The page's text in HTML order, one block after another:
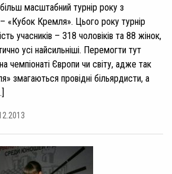
масштабний турнір року з
«Кубок Кремля». Цього року турнір
учасників – 318 чоловіків та 88 жінок,
усі найсильніші. Перемогти тут
чемпіонаті Європи чи світу, адже так
змагаються провідні більярдисти, а